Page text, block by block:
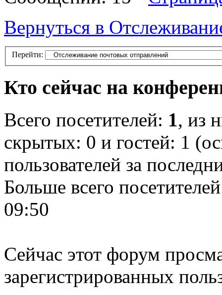
Вернуться в
Перейти:
Кто сейчас на
Всего посетителей: 1, из
скрытых: 0 и гостей: 1
пользователей за
Больше всего
09:50
Сейчас этот форум
зарегистрированных